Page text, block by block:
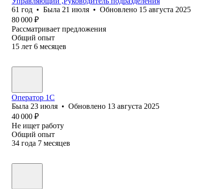
61 год • Была 21 июля • Обновлено 15 августа 2025
80 000 ₽
Рассматривает предложения
Общий опыт
15 лет 6 месяцев
Оператор 1C
Была 23 июля • Обновлено 13 августа 2025
40 000 ₽
Не ищет работу
Общий опыт
34 года 7 месяцев